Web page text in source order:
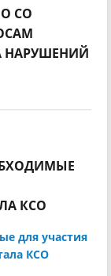
СО
НАРУШЕНИЙ
КСО
для участия
КСО